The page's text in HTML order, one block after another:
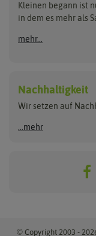
Anzucht &
Anzuchtschalen
Heizmatte & Heizkabel
Kokos-Quelltabletten
Zimmergewächshaus
Bûten Birds
Carl Pabst
Florissa
Flortis
Franchi Sementi
Kleinen begann ist
in dem es mehr als
mehr...
Nachhaltigkeit
Wir setzen auf
...mehr
© Copyright 2003 -